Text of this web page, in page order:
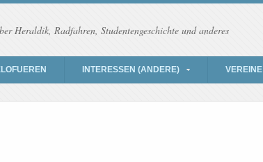
Heraldik, Radfahren, Studentengeschichte und anderes
INTERESSEN (ANDERE) VEREINE